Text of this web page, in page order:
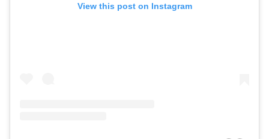
View this post on Instagram